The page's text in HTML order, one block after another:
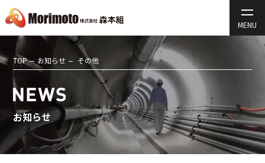
TOP お知らせ その他
お知らせ